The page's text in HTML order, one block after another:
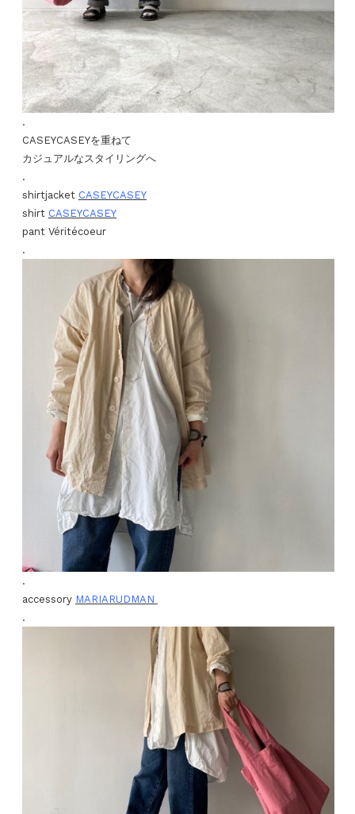
.
CASEYCASEYを重ねて
カジュアルなスタイリングへ
.
shirtjacket CASEYCASEY
shirt CASEYCASEY
pant Véritécoeur
.
.
accessory MARIARUDMAN
.